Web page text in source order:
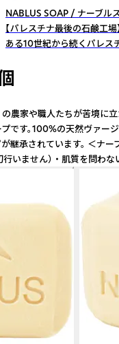
NABLUS SOAP / ナーブル
【パレスチナ最後の石鹸工
ある10世紀から続くパレス
や職人たちが苦
。100%の天然
ています。 ＜
ません） ・ 肌質を問わ